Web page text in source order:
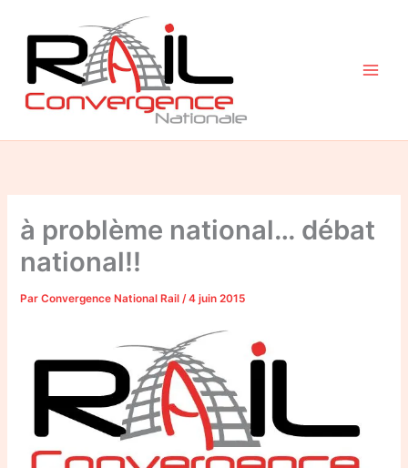
contenu
à problème national… débat
national!!
ParConvergence National Rail/4 juin 2015